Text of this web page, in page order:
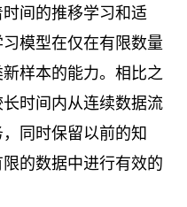
间的推移学习和适
模型在仅在有限数量
样本的能力。相比之
时间内从连续数据流
同时保留以前的知
的数据中进行有效的